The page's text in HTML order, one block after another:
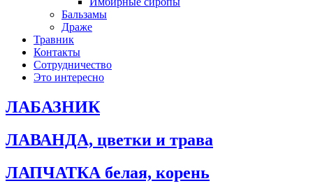
Бальзамы
Драже
Травник
Контакты
Сотрудничество
Это интересно
ЛАБАЗНИК
ЛАВАНДА, цветки и трава
ЛАПЧАТКА белая, корень